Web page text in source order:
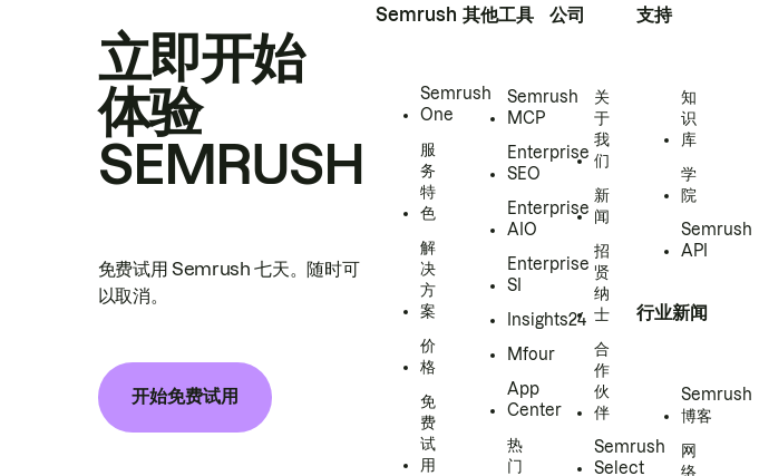
立即开始
体验
SEMRUSH
免费试用 Semrush 七天。随时可
以取消。
开始免费试用
Semrush
Semrush
One
服
务
特
色
解
决
方
案
价
格
免
费
试
用
其他工具
Semrush
MCP
Enterprise
SEO
Enterprise
AIO
Enterprise
SI
Insights24
Mfour
App
Center
热
门
公司
关
于
我
们
新
闻
招
贤
纳
士
合
作
伙
伴
Semrush
Select
支持
知
识
库
学
院
Semrush
API
行业新闻
Semrush
博客
网
络